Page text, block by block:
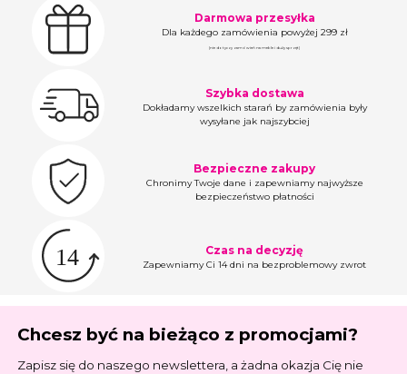
Darmowa przesyłka
Dla każdego zamówienia powyżej 299 zł
(nie dotyczy zamówień na meble i duży sprzęt)
Szybka dostawa
Dokładamy wszelkich starań by zamówienia były
wysyłane jak najszybciej
Bezpieczne zakupy
Chronimy Twoje dane i zapewniamy najwyższe
bezpieczeństwo płatności
Czas na decyzję
Zapewniamy Ci 14 dni na bezproblemowy zwrot
Chcesz być na bieżąco z promocjami?
Zapisz się do naszego newslettera, a żadna okazja Cię nie